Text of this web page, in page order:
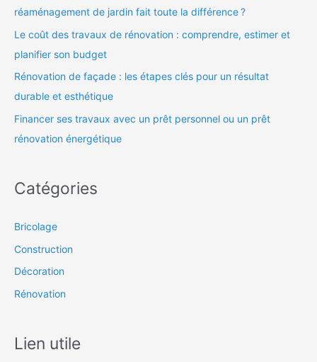
réaménagement de jardin fait toute la différence ?
Le coût des travaux de rénovation : comprendre, estimer et
planifier son budget
Rénovation de façade : les étapes clés pour un résultat
durable et esthétique
Financer ses travaux avec un prêt personnel ou un prêt
rénovation énergétique
Catégories
Bricolage
Construction
Décoration
Rénovation
Lien utile